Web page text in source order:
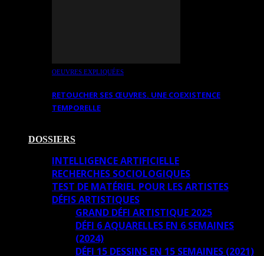
OEUVRES EXPLIQUÉES
RETOUCHER SES ŒUVRES. UNE COEXISTENCE
TEMPORELLE
DOSSIERS
INTELLIGENCE ARTIFICIELLE
RECHERCHES SOCIOLOGIQUES
TEST DE MATÉRIEL POUR LES ARTISTES
DÉFIS ARTISTIQUES
GRAND DÉFI ARTISTIQUE 2025
DÉFI 6 AQUARELLES EN 6 SEMAINES
(2024)
DÉFI 15 DESSINS EN 15 SEMAINES (2021)